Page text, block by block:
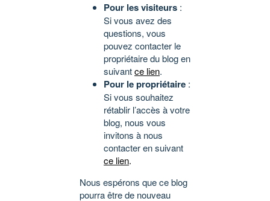
Pour les visiteurs :
Si vous avez des
questions, vous
pouvez contacter le
propriétaire du blog en
suivantce lien.
Pour le propriétaire :
Si vous souhaitez
rétablir l’accès à votre
blog, nous vous
invitons à nous
contacter en suivant
ce lien.
Nous espérons que ce blog
pourra être de nouveau